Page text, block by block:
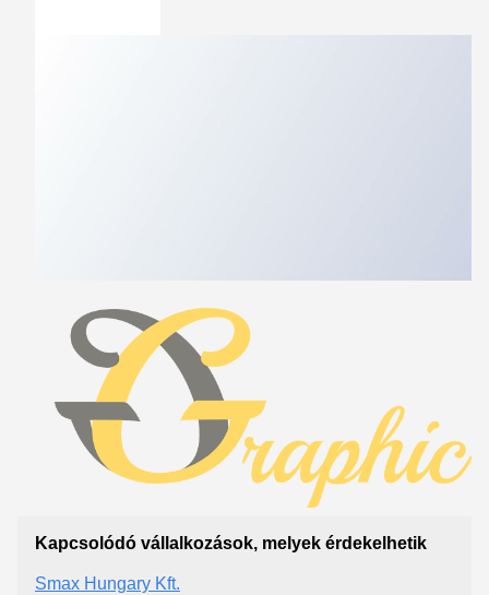
Kapcsolódó vállalkozások, melyek érdekelhetik
Smax Hungary Kft.